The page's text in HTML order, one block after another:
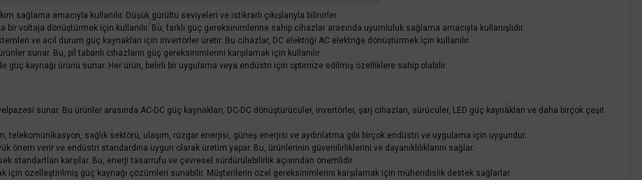
sağlama amacıyla kullanılır. Düşük gürültü seviyeleri ve istikrarlı çıkışlarıyla bilinirler.
bir voltaja dönüştürmek için kullanılır. Bu, farklı güç gereksinimlerine sahip cihazlar arasında uyumluluk sağlama amacıyla kullanışlıdır.
ve acil durum güç kaynakları için invertörler üretir. Bu cihazlar, DC elektriği AC elektriğe dönüştürmek için kullanılır.
sunar. Bu, pil tabanlı cihazların güç gereksinimlerini karşılamak için kullanılır.
güç kaynağı ürünü sunar. Her ürün, belirli bir uygulama veya endüstri için optimize edilmiş özelliklere sahip olabilir.
sunar. Bu ürünler arasında AC-DC güç kaynakları, DC-DC dönüştürücüler, invertörler, şarj cihazları, sürücüler, LED güç kaynakları ve daha birçok çeşit
telekomünikasyon, sağlık sektörü, ulaşım, rüzgar enerjisi, güneş enerjisi ve aydınlatma gibi birçok endüstri ve uygulama için uygundur.
önem verir ve endüstri standardına uygun olarak üretim yapar. Bu, ürünlerinin güvenilirliklerini ve dayanıklılıklarını sağlar.
standartları karşılar. Bu, enerji tasarrufu ve çevresel sürdürülebilirlik açısından önemlidir.
için özelleştirilmiş güç kaynağı çözümleri sunabilir. Müşterilerin özel gereksinimlerini karşılamak için mühendislik destek sağlarlar.